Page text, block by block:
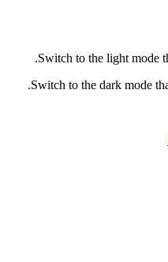
Switch to the light mode
Switch to the dark mode